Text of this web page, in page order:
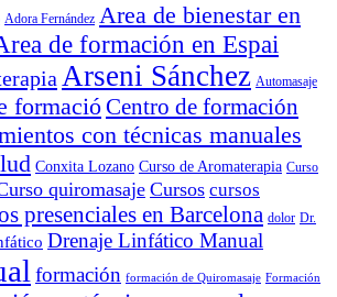
Adora Fernández Area de bienestar en
de formación en Espai
Arseni Sánchez Automasaje
formacióCentro de formación
con técnicas manuales
Conxita Lozano Curso de Aromaterapia Curso
quiromasajeCursos cursos
presenciales en Barcelona dolor Dr.
Drenaje Linfático Manual
formación formación de Quiromasaje Formación